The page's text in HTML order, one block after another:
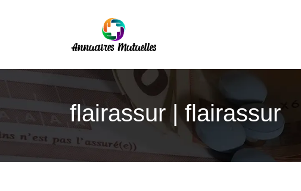
flairassur | flairassur